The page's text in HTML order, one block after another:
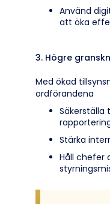
Använd
att öka
3. Högre
Med ökad
ordförandena
Säkerställa
Stärka
Håll chefer